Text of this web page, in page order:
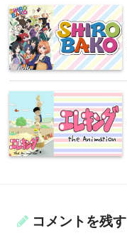
コメントを残す